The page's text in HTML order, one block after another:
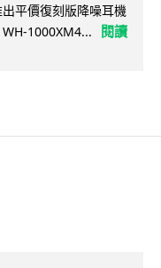
平價復刻版降噪耳機
1000XM4...
閱讀